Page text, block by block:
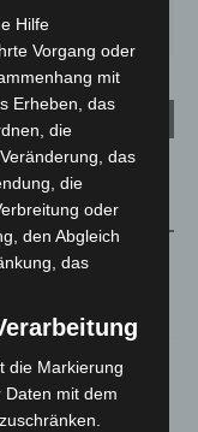
23°
Mehring zeigt ihre
Hannover-West
Hilfe
Vorgang oder
mit
Erheben, das
die
das
die
oder
den Abgleich
das
die Markierung
mit dem